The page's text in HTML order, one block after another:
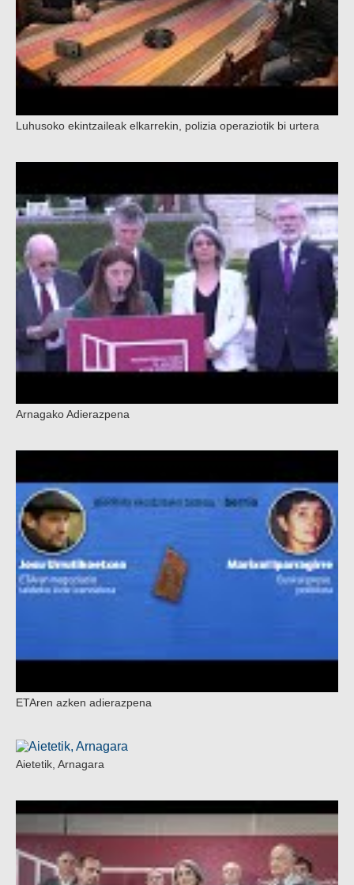
Luhusoko ekintzaileak elkarrekin, polizia operaziotik bi urtera
Arnagako Adierazpena
ETAren azken adierazpena
Aietetik, Arnagara